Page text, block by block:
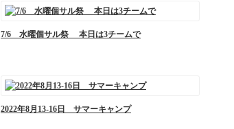
7/6 水曜個サル祭 本日は3チームで
2022年8月13-16日 サマーキャンプ